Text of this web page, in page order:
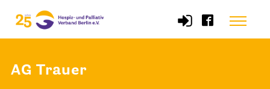
Menu
AG Trauer